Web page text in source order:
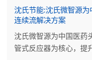
沈氏节能:沈氏微智源
连续流解决方案
沈氏微智源为中国医药
管式反应器为核心，提